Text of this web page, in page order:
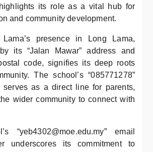
its role as a vital hub for
and community development.
presence in Long Lama,
its “Jalan Mawar” address and
code, signifies its deep roots
The school’s “085771278”
serves as a direct line for parents,
wider community to connect with
“yeb4302@moe.edu.my” email
underscores its commitment to